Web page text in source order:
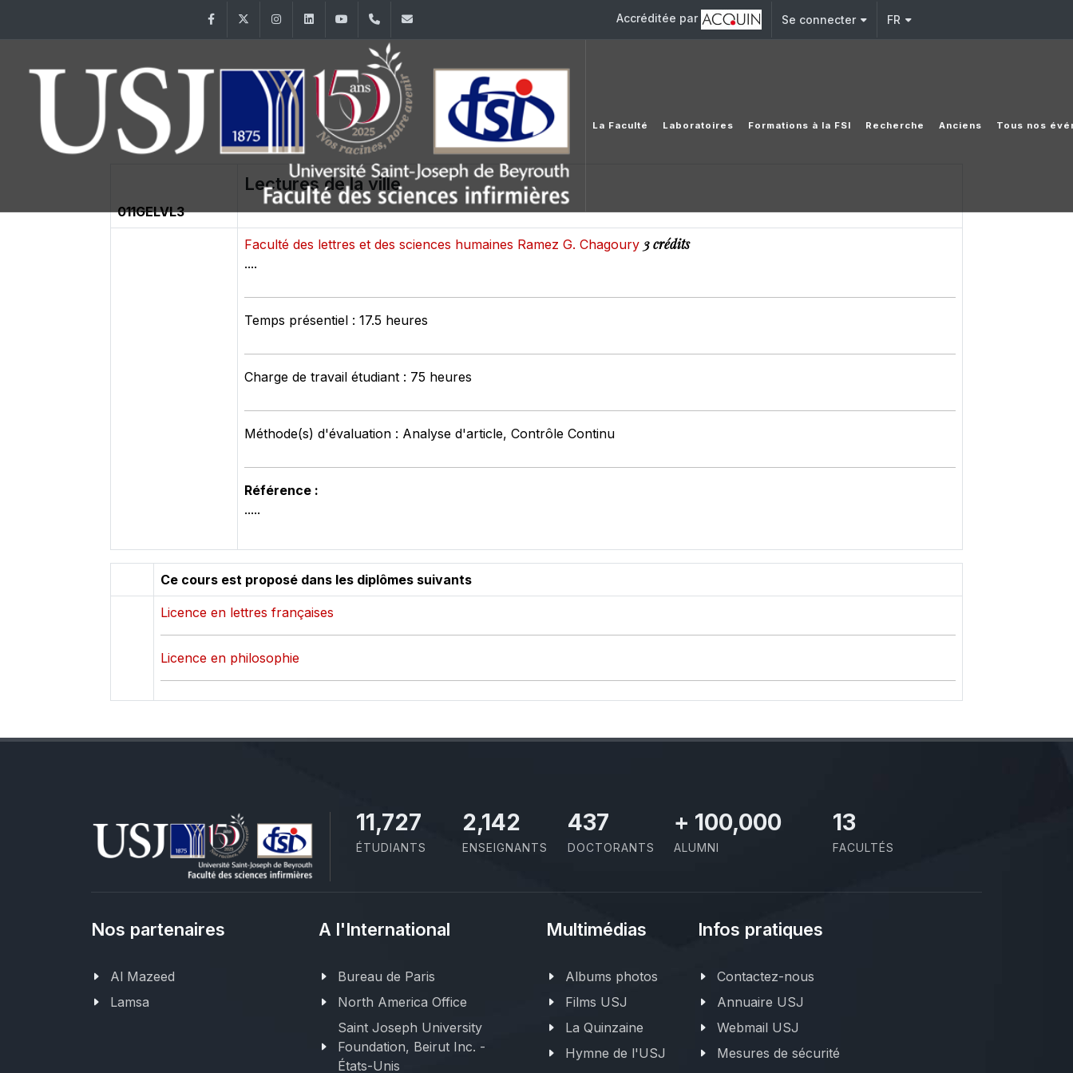
FacebookTwitter InstagramLinkedInYouTube+961 (1) 421 240 Accréditée par Se connecter FR
La Faculté Laboratoires Formations à la FSI Recherche Anciens Tous nos
011GELVL3
Lectures de la ville
Faculté des lettres et des sciences humaines Ramez G. Chagoury 3 crédits
....
Temps présentiel : 17.5 heures
Charge de travail étudiant : 75 heures
Méthode(s) d'évaluation : Analyse d'article, Contrôle Continu
Référence :
.....
Ce cours est proposé dans les diplômes suivants
Licence en lettres françaises
Licence en philosophie
11,727
ÉTUDIANTS
2,142
ENSEIGNANTS
437
DOCTORANTS
+ 100,000
ALUMNI
13
FACULTÉS
Nos partenaires
Al Mazeed
Lamsa
A l'International
Bureau de Paris
North America Office
Saint Joseph University
Foundation, Beirut Inc. -
États-Unis
Multimédias
Albums photos
Films USJ
La Quinzaine
Hymne de l'USJ
Infos pratiques
Contactez-nous
Annuaire USJ
Webmail USJ
Mesures de sécurité